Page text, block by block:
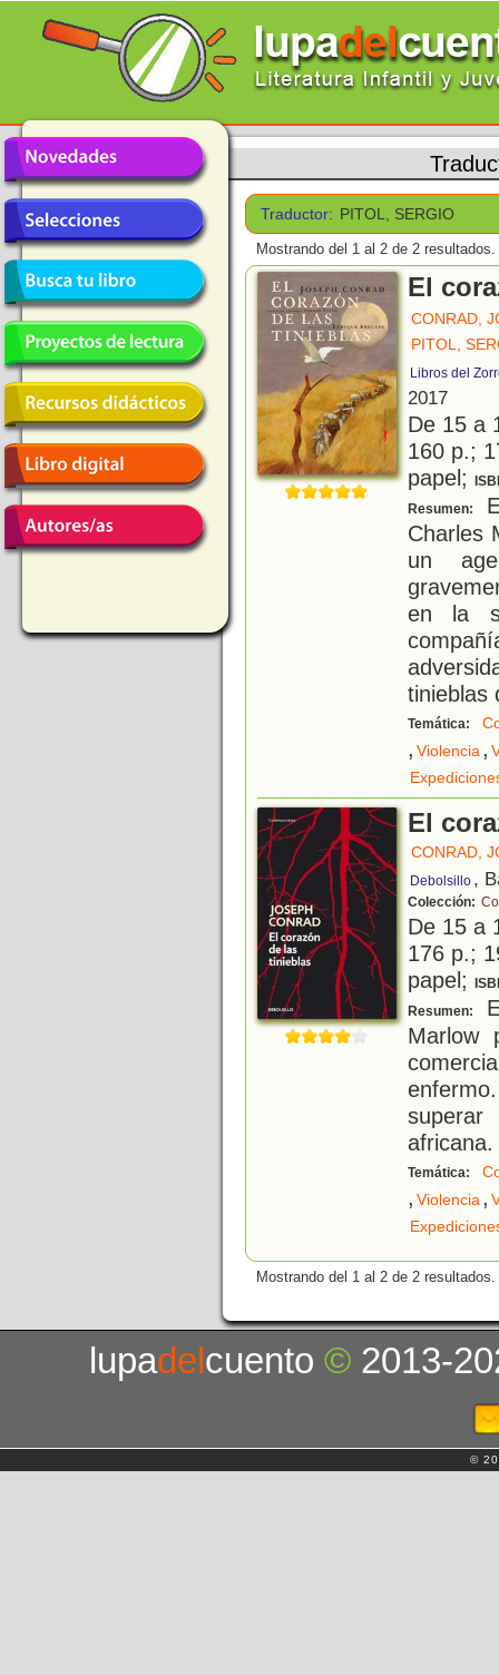
Traductor: PITOL, SERGIO
Mostrando del 1 al 2 de 2 resultados.
El
CONRAD,
PITOL,
Libros del
2017
De 15 a
160 p.;
papel;
Resumen:
Charles
un
en la
tinieblas
Temática:
, Violencia,
El
CONRAD,
Debolsillo ,
Colección:
De 15 a
176 p.;
papel;
Resumen:
Marlow
africana.
Temática:
, Violencia,
Mostrando del 1 al 2 de 2 resultados.
lupadelcuento© 2013-
©